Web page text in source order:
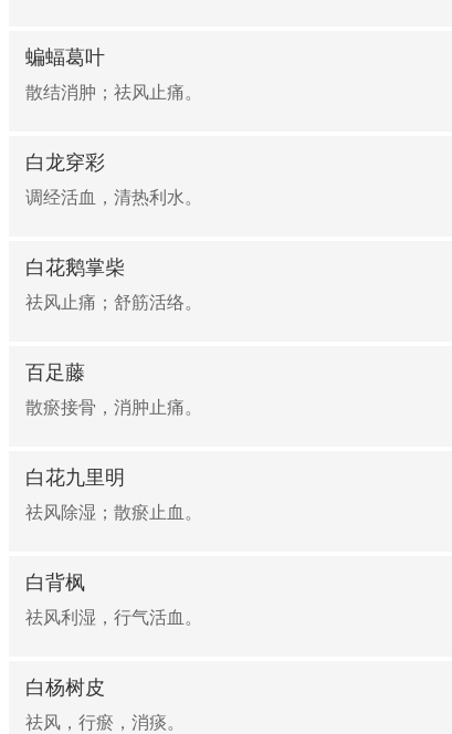
蝙蝠葛叶
散结消肿；祛风止痛。
白龙穿彩
调经活血，清热利水。
白花鹅掌柴
祛风止痛；舒筋活络。
百足藤
散瘀接骨，消肿止痛。
白花九里明
祛风除湿；散瘀止血。
白背枫
祛风利湿，行气活血。
白杨树皮
祛风，行瘀，消痰。